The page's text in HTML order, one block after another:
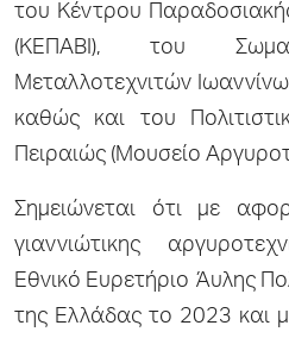
του Κέντρου
(ΚΕΠΑΒΙ), του
Μεταλλοτεχνιτών
καθώς και του
Πειραιώς (Μουσείο
Σημειώνεται ότι με
γιαννιώτικης
Εθνικό Ευρετήριο Άυλης
της Ελλάδας το 2023 και